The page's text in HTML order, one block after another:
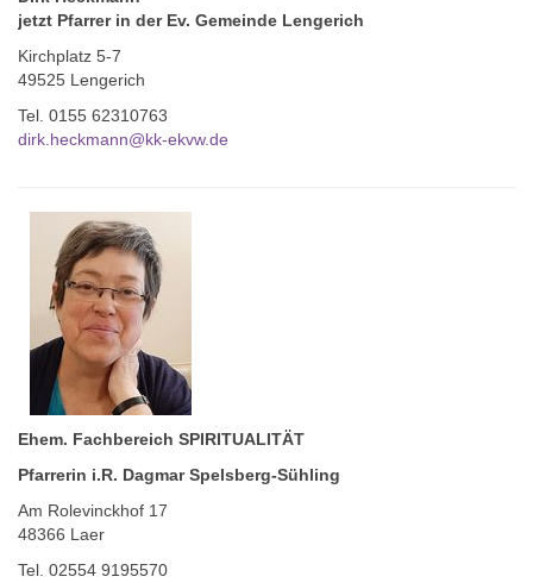
jetzt Pfarrer in der Ev. Gemeinde Lengerich
Kirchplatz 5-7
49525 Lengerich
Tel. 0155 62310763
dirk.heckmann@kk-ekvw.de
Ehem. Fachbereich SPIRITUALITÄT
Pfarrerin i.R. Dagmar Spelsberg-Sühling
Am Rolevinckhof 17
48366 Laer
Tel. 02554 9195570